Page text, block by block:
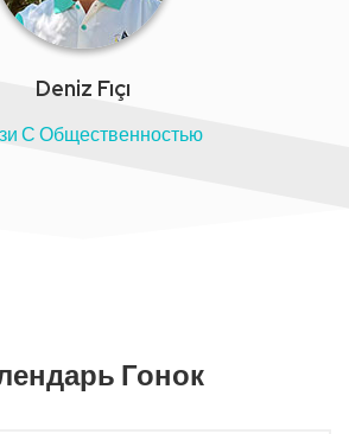
Deniz Fıçı
С Общественностью
Гонок